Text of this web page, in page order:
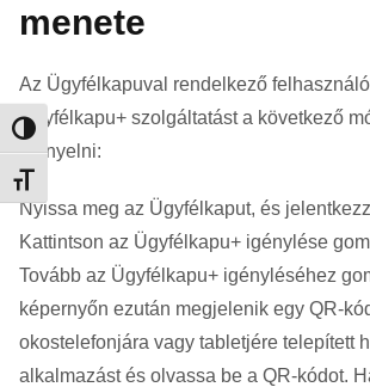
Nagy kontraszt váltása
Betűméret váltása
menete
Az Ügyfélkapuval rendelkező
Ügyfélkapu+ szolgáltatást a következő
igényelni:
Nyissa meg az Ügyfélkaput, és
Kattintson az Ügyfélkapu+ igénylése
Tovább az Ügyfélkapu+ igényléséhez
képernyőn ezután megjelenik egy QR-
okostelefonjára vagy tabletjére telepített
alkalmazást és olvassa be a QR-kódot.